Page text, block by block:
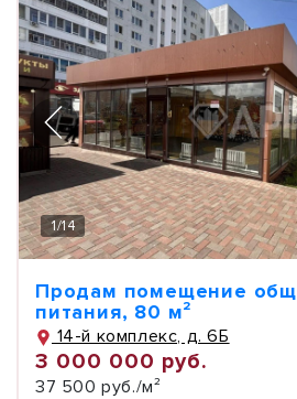
1/14
Продам помещение
питания, 80 м²
14-й комплекс, д. 6Б
3 000 000 руб.
37 500 руб./м²